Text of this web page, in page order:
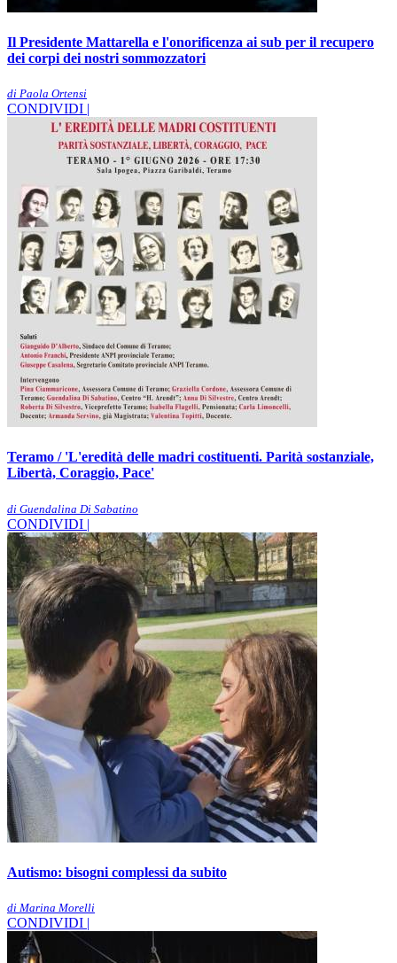
Il Presidente Mattarella e l'onorificenza ai sub per il recupero
dei corpi dei nostri sommozzatori
di Paola Ortensi
CONDIVIDI |
Teramo / 'L'eredità delle madri costituenti. Parità sostanziale,
Libertà, Coraggio, Pace'
di Guendalina Di Sabatino
CONDIVIDI |
Autismo: bisogni complessi da subito
di Marina Morelli
CONDIVIDI |